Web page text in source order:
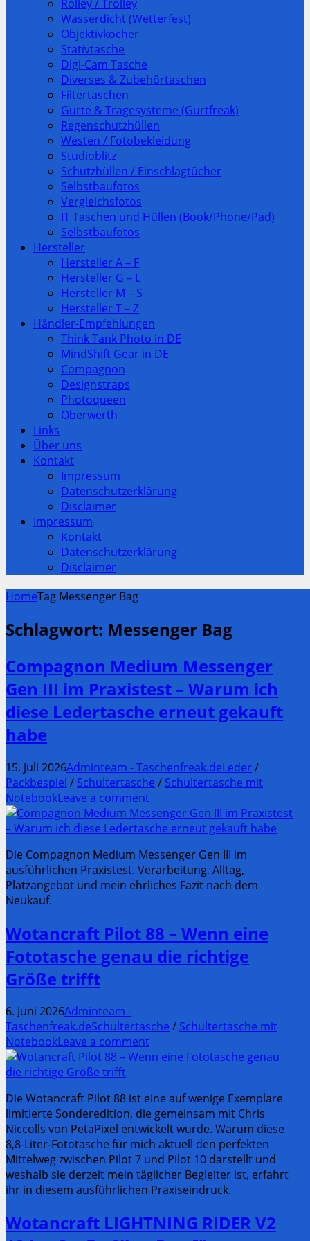
Rolley / Trolley
Wasserdicht (Wetterfest)
Objektivköcher
Stativtasche
Digi-Cam Tasche
Diverses & Zubehörtaschen
Filtertaschen
Gurte & Tragesysteme (Gurtfreak)
Regenschutzhüllen
Westen / Fotobekleidung
Studioblitz
Schutzhüllen / Einschlagtücher
Selbstbaufotos
Vergleichsfotos
IT Taschen und Hüllen (Book/Phone/Pad)
Selbstbaufotos
Hersteller
Hersteller A – F
Hersteller G – L
Hersteller M – S
Hersteller T – Z
Händler-Empfehlungen
Think Tank Photo in DE
MindShift Gear in DE
Compagnon
Designstraps
Photoqueen
Oberwerth
Links
Über uns
Kontakt
Impressum
Datenschutzerklärung
Disclaimer
Impressum
Kontakt
Datenschutzerklärung
Disclaimer
HomeTag Messenger Bag
Schlagwort: Messenger Bag
Compagnon Medium Messenger
Gen III im Praxistest – Warum ich
diese Ledertasche erneut gekauft
habe
15. Juli 2026Adminteam - Taschenfreak.deLeder /
Packbespiel / Schultertasche / Schultertasche mit
NotebookLeave a comment
Die Compagnon Medium Messenger Gen III im
ausführlichen Praxistest. Verarbeitung, Alltag,
Platzangebot und mein ehrliches Fazit nach dem
Neukauf.
Wotancraft Pilot 88 – Wenn eine
Fototasche genau die richtige
Größe trifft
6. Juni 2026Adminteam -
Taschenfreak.deSchultertasche / Schultertasche mit
NotebookLeave a comment
Die Wotancraft Pilot 88 ist eine auf wenige Exemplare
limitierte Sonderedition, die gemeinsam mit Chris
Niccolls von PetaPixel entwickelt wurde. Warum diese
8,8-Liter-Fototasche für mich aktuell den perfekten
Mittelweg zwischen Pilot 7 und Pilot 10 darstellt und
weshalb sie derzeit mein täglicher Begleiter ist, erfahrt
ihr in diesem ausführlichen Praxiseindruck.
Wotancraft LIGHTNING RIDER V2